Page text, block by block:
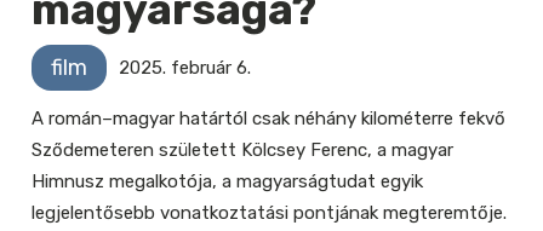
film 2025. február 6.
A román–magyar határtól csak néhány kilométerre fekvő
Sződemeteren született Kölcsey Ferenc, a magyar
Himnusz megalkotója, a magyarságtudat egyik
legjelentősebb vonatkoztatási pontjának megteremtője.